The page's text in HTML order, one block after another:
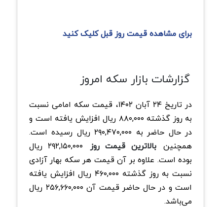
برای مشاهده قیمت روز قبل کلیک کنید
گزارشات بازار سکه امروز
در تاریخ ۲۴ آبان ۱۴۰۲، قیمت سکه امامی نسبت
به روز گذشته ۸۸۰,۰۰۰ ریال افزایش یافته است و
در حال حاضر به ۲۹۰,۴۷۰,۰۰۰ ریال رسیده است.
همچنین بالاترین قیمت روز
۲۹۲,۱۵۰,۰۰۰ ریال
بوده است. علاوه بر آن قیمت هر سکه بهار آزادی
نسبت به روز گذشته ۴۶۰,۰۰۰ ریال افزایش یافته
است و در حال حاضر قیمت آن ۲۵۶,۶۶۰,۰۰۰ ریال
می‌باشد.